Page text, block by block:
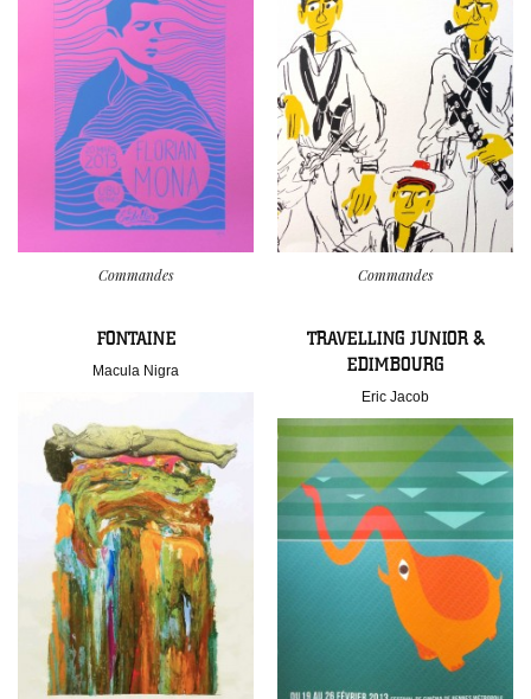
Commandes Commandes
FONTAINE
Macula Nigra
TRAVELLING JUNIOR &
EDIMBOURG
Eric Jacob